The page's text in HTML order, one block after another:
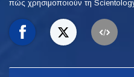
πώς χρησιμοποιούν τη